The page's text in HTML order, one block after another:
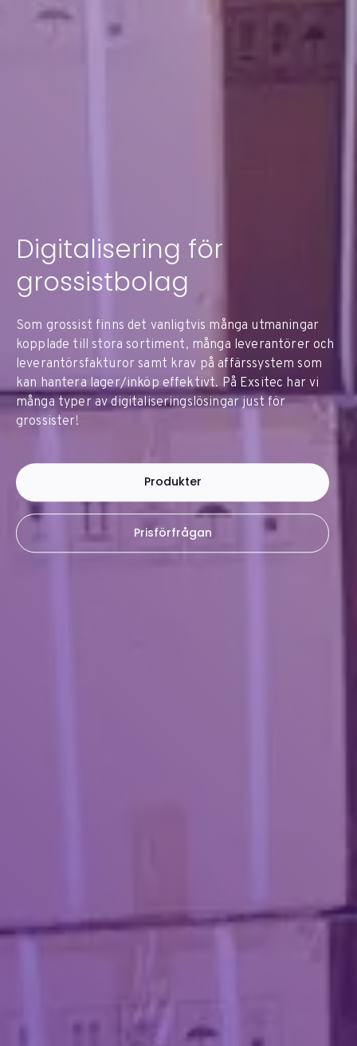
Digitalisering för
grossistbolag
Som grossist finns det vanligtvis många utmaningar
kopplade till stora sortiment, många leverantörer och
leverantörsfakturor samt krav på affärssystem som
kan hantera lager/inköp effektivt. På Exsitec har vi
många typer av digitaliseringslösingar just för
grossister!
Produkter
Prisförfrågan